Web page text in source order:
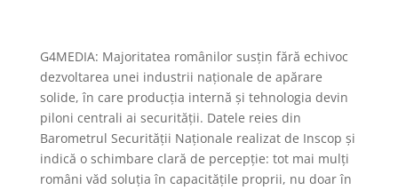
G4MEDIA: Majoritatea românilor susțin fără echivoc
dezvoltarea unei industrii naționale de apărare
solide, în care producția internă și tehnologia devin
piloni centrali ai securității. Datele reies din
Barometrul Securității Naționale realizat de Inscop și
indică o schimbare clară de percepție: tot mai mulți
români văd soluția în capacitățile proprii, nu doar în